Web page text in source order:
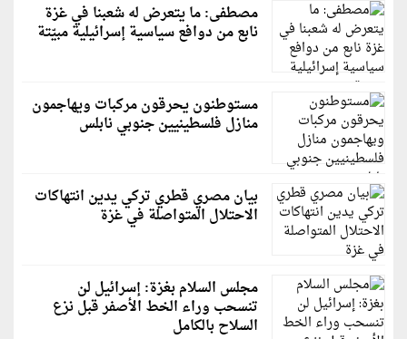
مصطفى: ما يتعرض له شعبنا في غزة
نابع من دوافع سياسية إسرائيلية مبيّتة
مستوطنون يحرقون مركبات ويهاجمون
منازل فلسطينيين جنوبي نابلس
بيان مصري قطري تركي يدين انتهاكات
الاحتلال المتواصلة في غزة
مجلس السلام بغزة: إسرائيل لن
تنسحب وراء الخط الأصفر قبل نزع
السلاح بالكامل